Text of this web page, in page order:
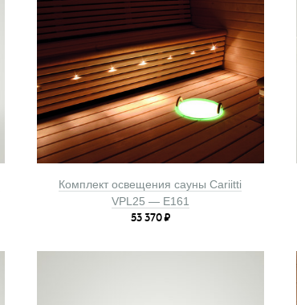
Комплект освещения сауны Cariitti
VPL25 — E161
53 370₽